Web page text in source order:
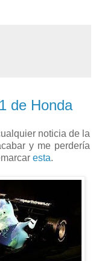
de Honda
noticia de la
y me perdería
esta.